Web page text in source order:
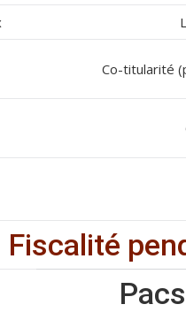
Co-titularité
Fiscalité
Pacs